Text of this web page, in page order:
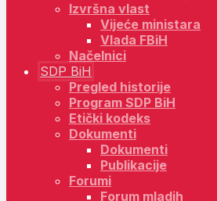
Izvršna vlast
Vijeće ministara
Vlada FBiH
Načelnici
SDP BiH
Pregled historije
Program SDP BiH
Etički kodeks
Dokumenti
Dokumenti
Publikacije
Forumi
Forum mladih